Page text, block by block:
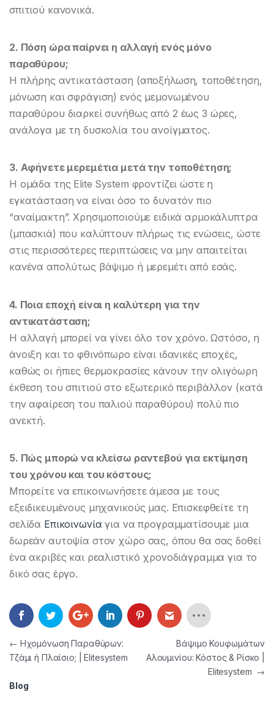
σπιτιού κανονικά.
2. Πόση ώρα παίρνει η αλλαγή ενός μόνο
παραθύρου;
Η πλήρης αντικατάσταση (αποξήλωση, τοποθέτηση,
μόνωση και σφράγιση) ενός μεμονωμένου
παραθύρου διαρκεί συνήθως από 2 έως 3 ώρες,
ανάλογα με τη δυσκολία του ανοίγματος.
3. Αφήνετε μερεμέτια μετά την τοποθέτηση;
Η ομάδα της Elite System φροντίζει ώστε η
εγκατάσταση να είναι όσο το δυνατόν πιο
“αναίμακτη”. Χρησιμοποιούμε ειδικά αρμοκάλυπτρα
(μπασκιά) που καλύπτουν πλήρως τις ενώσεις, ώστε
στις περισσότερες περιπτώσεις να μην απαιτείται
κανένα απολύτως βάψιμο ή μερεμέτι από εσάς.
4. Ποια εποχή είναι η καλύτερη για την
αντικατάσταση;
Η αλλαγή μπορεί να γίνει όλο τον χρόνο. Ωστόσο, η
άνοιξη και το φθινόπωρο είναι ιδανικές εποχές,
καθώς οι ήπιες θερμοκρασίες κάνουν την ολιγόωρη
έκθεση του σπιτιού στο εξωτερικό περιβάλλον (κατά
την αφαίρεση του παλιού παραθύρου) πολύ πιο
ανεκτή.
5. Πώς μπορώ να κλείσω ραντεβού για εκτίμηση
του χρόνου και του κόστους;
Μπορείτε να επικοινωνήσετε άμεσα με τους
εξειδικευμένους μηχανικούς μας. Επισκεφθείτε τη
σελίδα Επικοινωνία για να προγραμματίσουμε μια
δωρεάν αυτοψία στον χώρο σας, όπου θα σας δοθεί
ένα ακριβές και ρεαλιστικό χρονοδιάγραμμα για το
δικό σας έργο.
Πλοήγηση άρθρων
← Ηχομόνωση Παραθύρων:
Τζάμι ή Πλαίσιο; | Elitesystem
Βάψιμο Κουφωμάτων
Αλουμινίου: Κόστος & Ρίσκο |
Elitesystem →
Blog